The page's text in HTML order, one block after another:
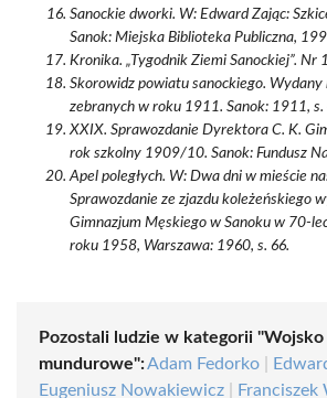
Sanockie dworki. W: Edward Zając:
Sanok: Miejska Biblioteka Publiczna,
Kronika. „Tygodnik Ziemi Sanockiej”. Nr
Skorowidz powiatu sanockiego.
zebranych w roku 1911. Sanok: 1911, s.
XXIX. Sprawozdanie Dyrektora C. K.
rok szkolny 1909/10. Sanok: Fundusz
Apel poległych. W: Dwa dni w mieście
Sprawozdanie ze zjazdu koleżeńskiego
Gimnazjum Męskiego w Sanoku w 70-
roku 1958, Warszawa: 1960, s. 66.
Pozostali ludzie w kategorii "Wojsko
mundurowe":Adam Fedorko
Eugeniusz Nowakiewicz
Franciszek